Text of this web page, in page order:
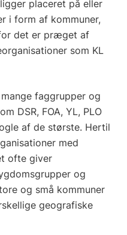
placeret på eller
i form af kommuner,
det er præget af
som KL
faggrupper og
DSR, FOA, YL, PLO
af de største. Hertil
med
ofte giver
og
og små kommuner
geografiske